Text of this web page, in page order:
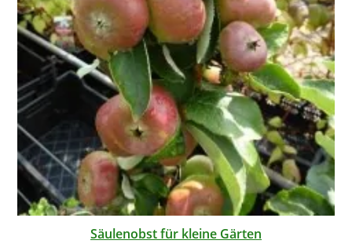
Säulenobst für kleine Gärten